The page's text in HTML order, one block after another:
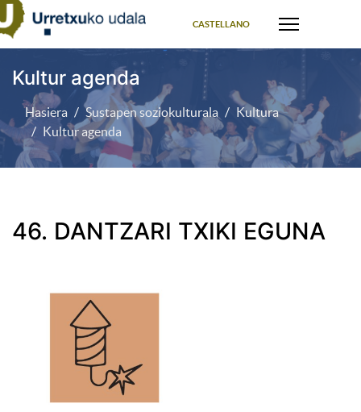
CASTELLANO
Kultur agenda
Hasiera Sustapen soziokulturala
Kultura
Kultur agenda
46. DANTZARI TXIKI EGUNA